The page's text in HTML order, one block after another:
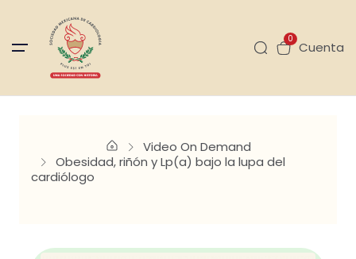
0
Cuenta
Video On Demand
Obesidad, riñón y Lp(a) bajo la lupa del
cardiólogo